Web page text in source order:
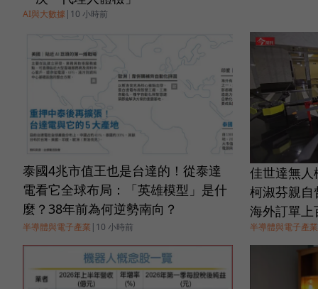
AI與大數據 | 10 小時前
泰國4兆市值王也是台達的！從泰達
電看它全球布局：「英雄模型」是什
麼？38年前為何逆勢南向？
半導體與電子產業 | 10 小時前
佳世達無
柯淑芬親
海外訂單上
半導體與電子產業